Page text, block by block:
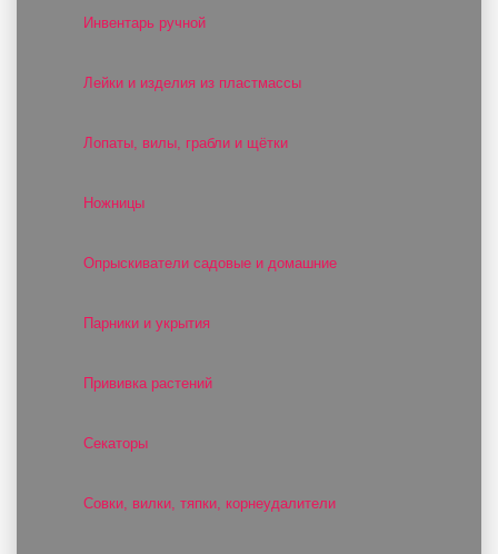
Инвентарь ручной
Лейки и изделия из пластмассы
Лопаты, вилы, грабли и щётки
Ножницы
Опрыскиватели садовые и домашние
Парники и укрытия
Прививка растений
Секаторы
Совки, вилки, тяпки, корнеудалители